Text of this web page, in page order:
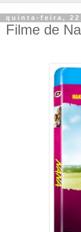
quinta-feira, 22
Filme de